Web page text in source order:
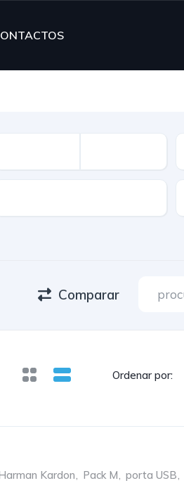
Comparar
Ordenar por:
Kardon, Pack M, porta USB,